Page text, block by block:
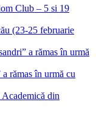
Club – 5 si 19
(23-25 februarie
a rămas în urmă
rămas în urmă cu
Academică din